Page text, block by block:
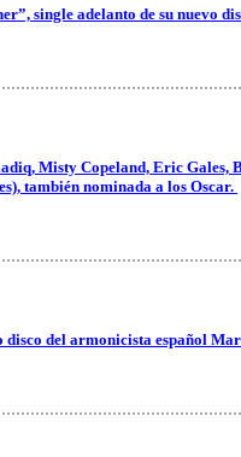
single adelanto de su nuevo
Misty Copeland, Eric
también nominada a los Oscar.
del armonicista español